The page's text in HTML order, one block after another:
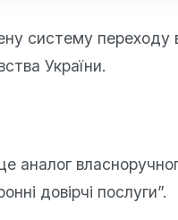
систему
України.
аналог
довірчі послуги”.